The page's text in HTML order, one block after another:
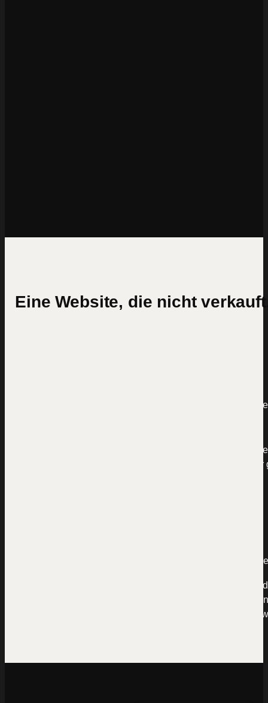
Eine Website, die nicht
Wenn deine Zielgruppe nach deiner Lösung sucht,
Wenn dein
dich runter
Mal kommt eine Anfrage über die Website rein, mal
Rechne kurz mit: Wenn ein Neukunde dir 5.000 € bringt
Website nur eine einzige Anfrage pro Monat liegen lässt,
60.000 € im Jahr. Das ist der Preis von „machen wir